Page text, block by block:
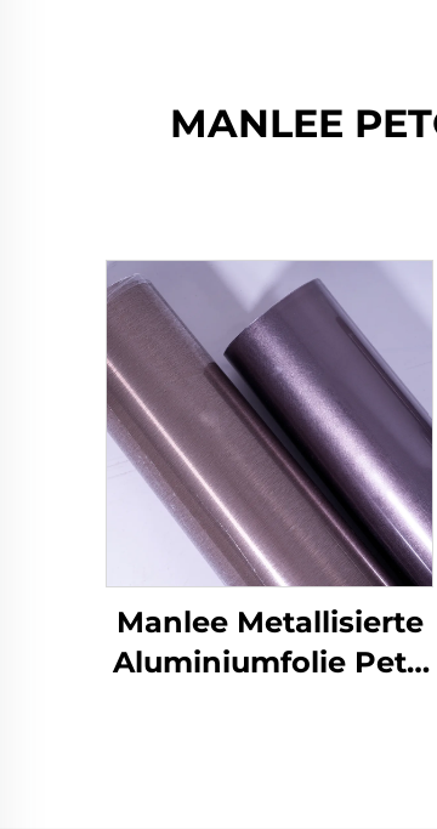
MANLEE
Manlee Metallisierte
Aluminiumfolie Petg